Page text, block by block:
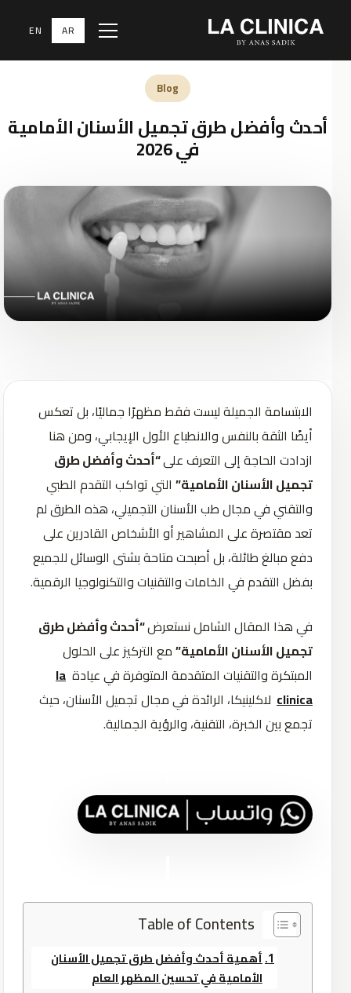
Menu
AR
EN
Blog
أحدث وأفضل طرق تجميل الأسنان الأمامية
في 2026
الابتسامة الجميلة ليست فقط مظهرًا جماليًا، بل تعكس
أيضًا الثقة بالنفس والانطباع الأول الإيجابي، ومن هنا
ازدادت الحاجة إلى التعرف على“أحدث وأفضل طرق
تجميل الأسنان الأمامية” التي تواكب التقدم الطبي
والتقني في مجال طب الأسنان التجميلي، هذه الطرق لم
تعد مقتصرة على المشاهير أو الأشخاص القادرين على
دفع مبالغ طائلة، بل أصبحت متاحة بشتى الوسائل للجميع
بفضل التقدم في الخامات والتقنيات والتكنولوجيا الرقمية.
في هذا المقال الشامل نستعرض“أحدث وأفضل طرق
تجميل الأسنان الأمامية”مع التركيز على الحلول
المبتكرة والتقنيات المتقدمة المتوفرة في عيادة la
clinica لاكلينيكا، الرائدة في مجال تجميل الأسنان، حيث
تجمع بين الخبرة، التقنية، والرؤية الجمالية.
Table of Contents
أهمية أحدث وأفضل طرق تجميل الأسنان
الأمامية في تحسين المظهر العام